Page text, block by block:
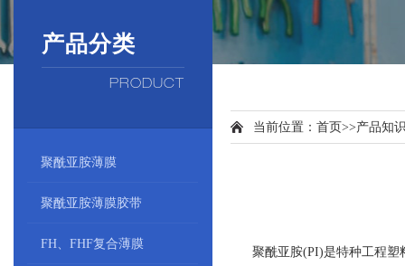
产品分类
PRODUCT
聚酰亚胺薄膜
聚酰亚胺薄膜胶带
FH、FHF复合薄膜
当前位置： 首页>>产品知
聚酰亚胺(PI)是特种工程塑